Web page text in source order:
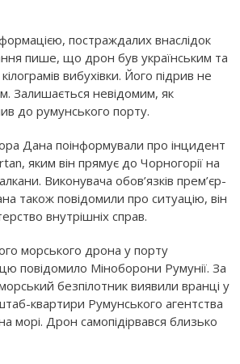
постраждалих внаслідок
пише, що дрон був українським та
вибухівки. Його підрив не
Залишається невідомим, як
до румунського порту.
Дана поінформували про інцидент
яким він прямує до Чорногорії на
Виконувача обов’язків прем’єр-
також повідомили про ситуацію, він
внутрішніх справ.
морського дрона у порту
повідомило Міноборони Румунії. За
безпілотник виявили вранці у
квартири Румунського агентства
морі. Дрон самопідірвався близько